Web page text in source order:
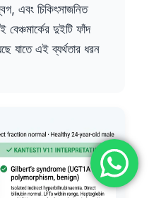
এবং চিকিৎসাজনিত
দুইটি ফাঁদ
যাতে এই ব্যর্থতার ধরন